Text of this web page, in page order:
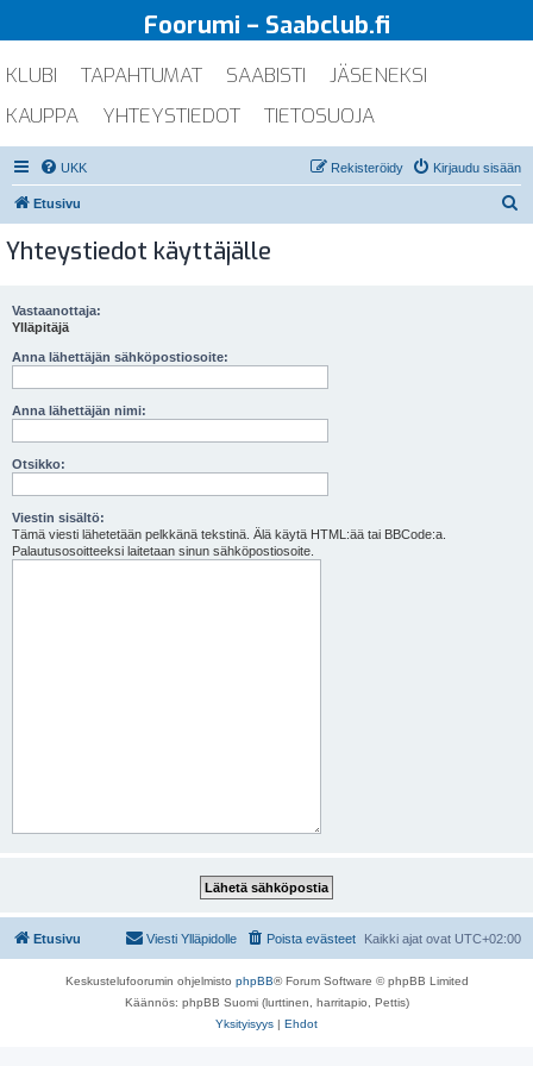
Foorumi – Saabclub.fi
KLUBI TAPAHTUMAT SAABISTI
JÄSENEKSI
KAUPPA
YHTEYSTIEDOT TIETOSUOJA
UKK Kirjaudu sisään
Rekisteröidy
Etusivu
Yhteystiedot käyttäjälle
Vastaanottaja:
Ylläpitäjä
Anna lähettäjän sähköpostiosoite:
Anna lähettäjän nimi:
Otsikko:
Viestin sisältö:
Tämä viesti lähetetään pelkkänä tekstinä. Älä käytä HTML:ää tai BBCode:a.
Palautusosoitteeksi laitetaan sinun sähköpostiosoite.
Etusivu Kaikki ajat ovat UTC+02:00
Poista evästeet
Viesti Ylläpidolle
Keskustelufoorumin ohjelmisto phpBB® Forum Software © phpBB Limited
Käännös: phpBB Suomi (lurttinen, harritapio, Pettis)
Yksityisyys | Ehdot